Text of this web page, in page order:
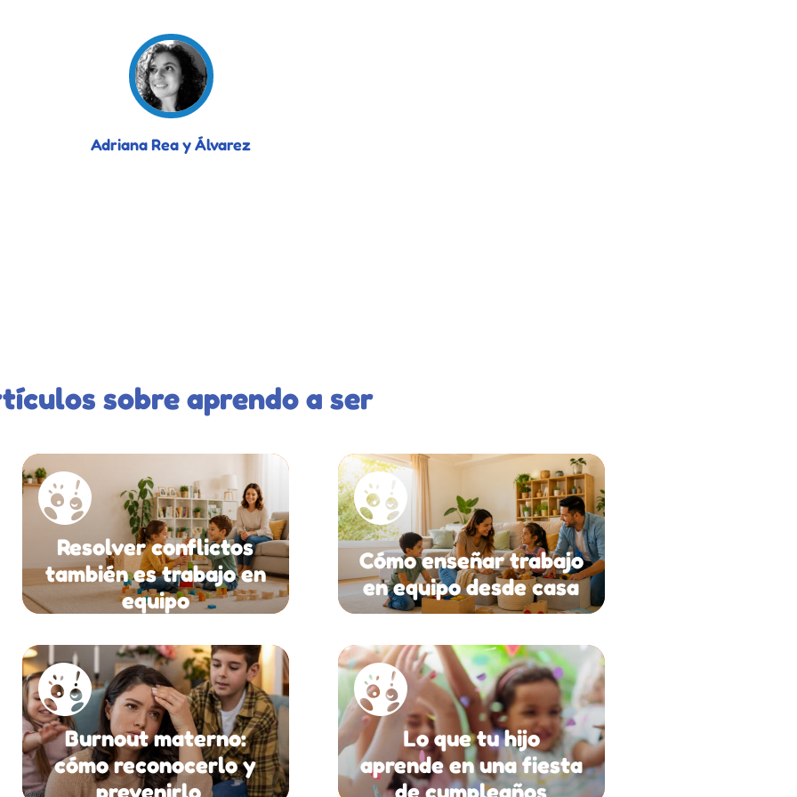
Adriana Rea y Álvarez
sobre aprendo a ser
Resolver conflictos
también es trabajo en
equipo
Cómo enseñar trabajo
en equipo desde casa
Burnout materno:
cómo reconocerlo y
prevenirlo
Lo que tu hijo
aprende en una fiesta
de cumpleaños